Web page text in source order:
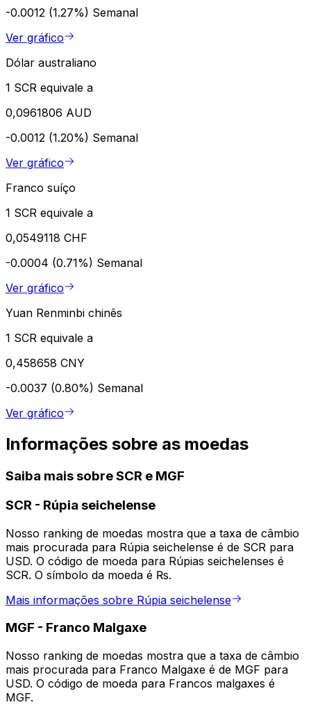
-0.0012 (1.27%) Semanal
Ver gráfico
Dólar australiano
1 SCR equivale a
0,0961806 AUD
-0.0012 (1.20%) Semanal
Ver gráfico
Franco suíço
1 SCR equivale a
0,0549118 CHF
-0.0004 (0.71%) Semanal
Ver gráfico
Yuan Renminbi chinês
1 SCR equivale a
0,458658 CNY
-0.0037 (0.80%) Semanal
Ver gráfico
Informações sobre as moedas
Saiba mais sobre SCR e MGF
SCR - Rúpia seichelense
Nosso ranking de moedas mostra que a taxa de câmbio
mais procurada para Rúpia seichelense é de SCR para
USD. O código de moeda para Rúpias seichelenses é
SCR. O símbolo da moeda é ₨.
Mais informações sobre Rúpia seichelense
MGF - Franco Malgaxe
Nosso ranking de moedas mostra que a taxa de câmbio
mais procurada para Franco Malgaxe é de MGF para
USD. O código de moeda para Francos malgaxes é
MGF.